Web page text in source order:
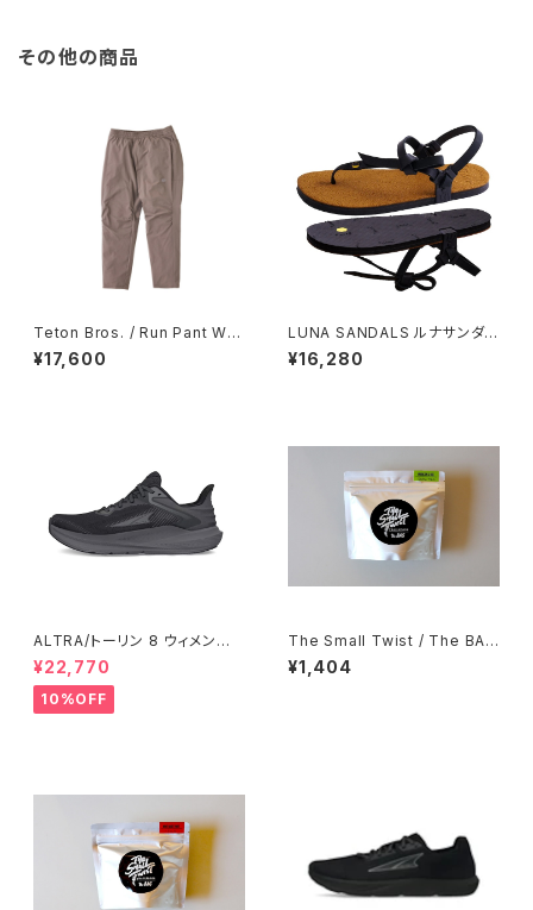
その他の商品
Teton Bros. / Run Pant Wo
men's / Chocolate
¥17,600
LUNA SANDALS ルナサンダル
べナード プレミアムカブラ ウィ
ングド エディション
¥16,280
ALTRA/トーリン 8 ウィメン
ズ Black/Black
¥22,770
10%OFF
The Small Twist / The BAG
Moong Dal & Rice
¥1,404